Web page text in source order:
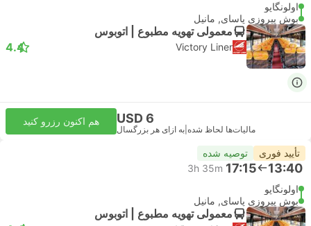
اولونگاپو
بوش پیروزی پاسای, مانیل
معمولی تهویه مطبوع | اتوبوس
Victory Liner
4.4
USD 6
مالیات‌ها لحاظ شده به ازای هر بزرگسال
هم اکنون رزرو کنید
تأیید فوری توصیه شده
13:40
17:15
3h 35m
اولونگاپو
بوش پیروزی پاسای, مانیل
معمولی تهویه مطبوع | اتوبوس